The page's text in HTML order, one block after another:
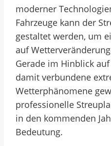
moderner
Fahrzeuge kann der
gestaltet werden, um
auf
Gerade im Hinblick
damit verbundene
Wetterphänomene
professionelle
in den kommenden
Bedeutung.